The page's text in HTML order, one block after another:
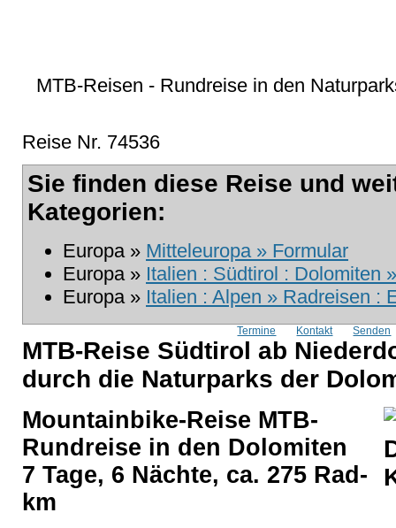
MTB-Reisen - Rundreise in den
Reise Nr. 74536
Sie finden diese Reise und
Kategorien:
Europa » Mitteleuropa » Formular
Europa » Italien : Südtirol : Dolomiten
Europa » Italien : Alpen » Radreisen :
Termine Kontakt Senden
MTB-Reise Südtirol ab
durch die Naturparks der
Mountainbike-Reise MTB-
Rundreise in den Dolomiten
7 Tage, 6 Nächte, ca. 275 Rad-
km